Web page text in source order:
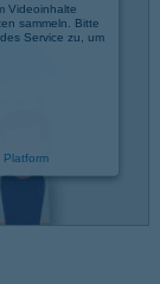
Videoinhalte
sammeln. Bitte
Service zu, um
Platform